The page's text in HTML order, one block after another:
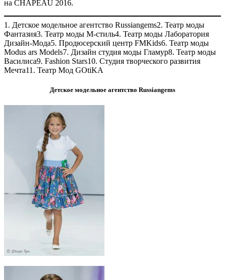
на CHAPEAU 2016.
1. Детское модельное агентство Russiangems2. Театр моды
Фантазия3. Театр моды М-стиль4. Театр моды Лаборатория
Дизайн-Мода5. Продюсерский центр FMKids6. Театр моды
Modus ars Models7. Дизайн студия моды Гламур8. Театр моды
Василиса9. Fashion Stars10. Студия творческого развития
Мечта11. Театр Мод GOtiKA
Детское модельное агентство Russiangems